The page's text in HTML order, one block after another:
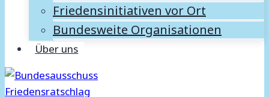
Friedensinitiativen vor Ort
Bundesweite Organisationen
Über uns